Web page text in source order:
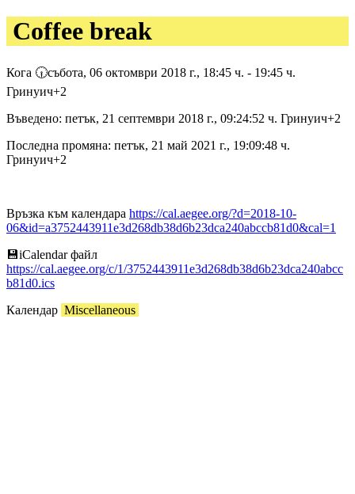
Coffee break
Кога 🕡︎събота, 06 октомври 2018 г., 18:45 ч. - 19:45 ч.
Гринуич+2
Въведено: петък, 21 септември 2018 г., 09:24:52 ч. Гринуич+2
Последна промяна: петък, 21 май 2021 г., 19:09:48 ч.
Гринуич+2
Връзка към календара https://cal.aegee.org/?d=2018-10-
06&id=a3752443911e3d268db38d6b23dca240abccb81d0&cal=1
💾︎iCalendar файл
https://cal.aegee.org/c/1/3752443911e3d268db38d6b23dca240abcc
b81d0.ics
Календар Miscellaneous